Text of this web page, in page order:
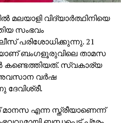
മലയാളി വിദ്യാര്‍ത്ഥിനിയെ
സംഭവം
പരിശോധിക്കുന്നു. 21
ബംഗളൂരുവിലെ താമസ
കണ്ടെത്തിയത്. സ്വകാര്യ
അവസാന വര്‍ഷ
ദേവിശ്രീ.
എന്ന സ്ത്രീയാണെന്ന്